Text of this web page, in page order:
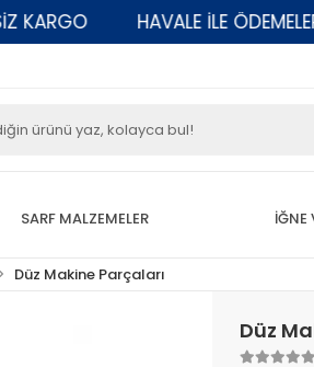
HAVALE İLE
SARF MALZEMELER İĞNE
Düz Makine Parçaları
Düz